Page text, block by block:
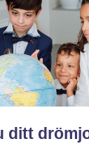
ditt